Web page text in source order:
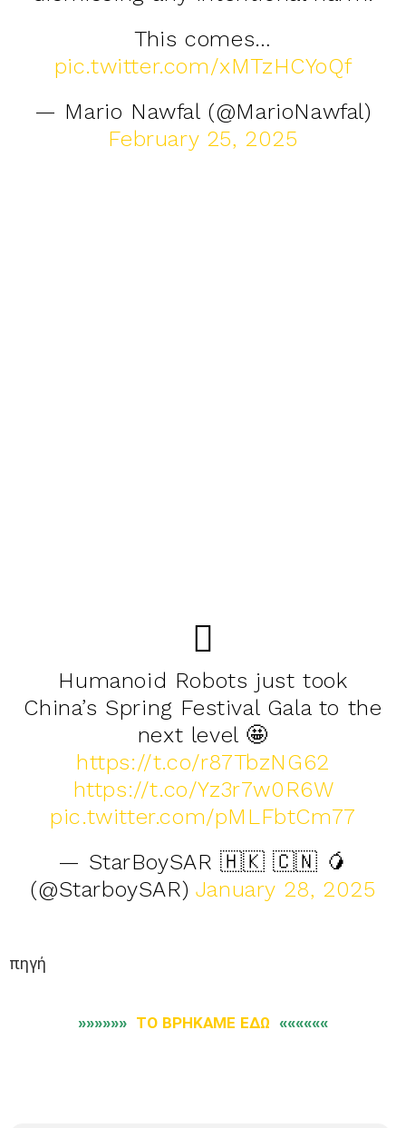
This comes…
pic.twitter.com/xMTzHCYoQf
— Mario Nawfal (@MarioNawfal)
February 25, 2025
Humanoid Robots just took
China’s Spring Festival Gala to the
next level 🤩
https://t.co/r87TbzNG62
https://t.co/Yz3r7w0R6W
pic.twitter.com/pMLFbtCm77
— StarBoySAR 🇭🇰 🇨🇳 🥭
(@StarboySAR) January 28, 2025
πηγή
»»»»»» ΤΟ ΒΡΗΚΑΜΕ ΕΔΩ ««««««